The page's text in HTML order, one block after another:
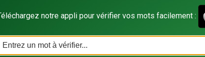
notre appli pour vérifier vos mots facilement :